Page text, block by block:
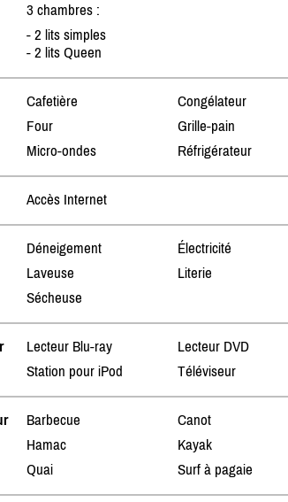
3 chambres :
- 2 lits simples
- 2 lits Queen
Cafetière Congélateur
Four
Grille-pain
Micro-ondes
Réfrigérateur
Accès Internet
Déneigement Électricité
Laveuse
Literie
Sécheuse
Lecteur Blu-ray Lecteur DVD
Station pour iPod
Téléviseur
Barbecue Canot
Hamac
Kayak
Quai
Surf à pagaie